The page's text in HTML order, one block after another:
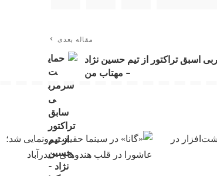
مقاله بعدی
اسبق تراکتور از تیم حسین نژاد
– مهتاب من